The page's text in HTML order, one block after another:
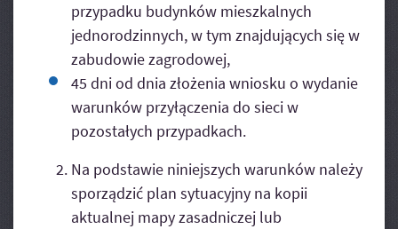
przypadku budynków mieszkalnych
jednorodzinnych, w tym znajdujących się w
zabudowie zagrodowej,
45 dni od dnia złożenia wniosku o wydanie
warunków przyłączenia do sieci w
pozostałych przypadkach.
Na podstawie niniejszych warunków należy
sporządzić plan sytuacyjny na kopii
aktualnej mapy zasadniczej lub